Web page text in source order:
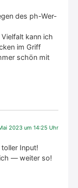
des ph-Wer­
kann ich
im Griff
schön mit
2023 um 14:25 Uhr
Input!
— wei­ter so!